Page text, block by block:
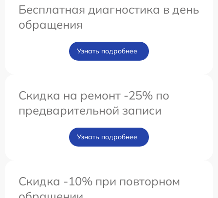
Бесплатная диагностика в день
обращения
Узнать подробнее
Скидка на ремонт -25% по
предварительной записи
Узнать подробнее
Скидка -10% при повторном